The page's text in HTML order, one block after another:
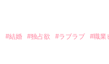
#結婚 #独占欲 #ラブラブ #職業